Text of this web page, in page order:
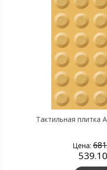
Тактильная плитка
Цена: